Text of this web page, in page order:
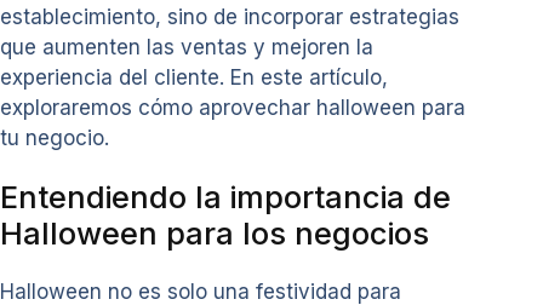
establecimiento, sino de incorporar estrategias
que aumenten las ventas y mejoren la
experiencia del cliente. En este artículo,
exploraremos cómo aprovechar halloween para
tu negocio.
Entendiendo la importancia de
Halloween para los negocios
Halloween no es solo una festividad para